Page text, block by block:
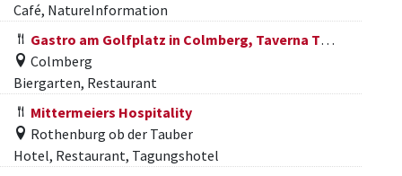
Café, NatureInformation
Gastro am Golfplatz in Colmberg, Taverna Thessa
Colmberg
Biergarten, Restaurant
Mittermeiers Hospitality
Rothenburg ob der Tauber
Hotel, Restaurant, Tagungshotel